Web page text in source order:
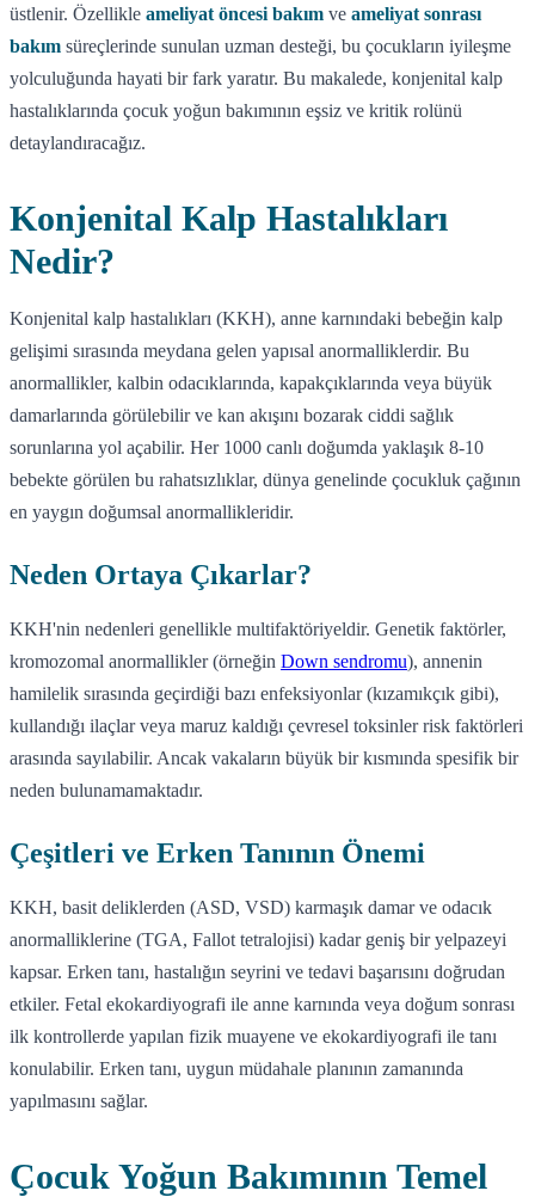
üstlenir. Özellikle ameliyat öncesi bakım ve ameliyat sonrası
bakım süreçlerinde sunulan uzman desteği, bu çocukların iyileşme
yolculuğunda hayati bir fark yaratır. Bu makalede, konjenital kalp
hastalıklarında çocuk yoğun bakımının eşsiz ve kritik rolünü
detaylandıracağız.
Konjenital Kalp Hastalıkları
Nedir?
Konjenital kalp hastalıkları (KKH), anne karnındaki bebeğin kalp
gelişimi sırasında meydana gelen yapısal anormalliklerdir. Bu
anormallikler, kalbin odacıklarında, kapakçıklarında veya büyük
damarlarında görülebilir ve kan akışını bozarak ciddi sağlık
sorunlarına yol açabilir. Her 1000 canlı doğumda yaklaşık 8-10
bebekte görülen bu rahatsızlıklar, dünya genelinde çocukluk çağının
en yaygın doğumsal anormallikleridir.
Neden Ortaya Çıkarlar?
KKH'nin nedenleri genellikle multifaktöriyeldir. Genetik faktörler,
kromozomal anormallikler (örneğin Down sendromu), annenin
hamilelik sırasında geçirdiği bazı enfeksiyonlar (kızamıkçık gibi),
kullandığı ilaçlar veya maruz kaldığı çevresel toksinler risk faktörleri
arasında sayılabilir. Ancak vakaların büyük bir kısmında spesifik bir
neden bulunamamaktadır.
Çeşitleri ve Erken Tanının Önemi
KKH, basit deliklerden (ASD, VSD) karmaşık damar ve odacık
anormalliklerine (TGA, Fallot tetralojisi) kadar geniş bir yelpazeyi
kapsar. Erken tanı, hastalığın seyrini ve tedavi başarısını doğrudan
etkiler. Fetal ekokardiyografi ile anne karnında veya doğum sonrası
ilk kontrollerde yapılan fizik muayene ve ekokardiyografi ile tanı
konulabilir. Erken tanı, uygun müdahale planının zamanında
yapılmasını sağlar.
Çocuk Yoğun Bakımının Temel